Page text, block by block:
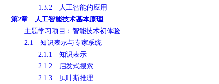
1.3.2 人工智能的应用
第2章 人工智能技术基本原理
主题学习项目：智能技术初体验
2.1 知识表示与专家系统
2.1.1 知识表示
2.1.2 启发式搜索
2.1.3 贝叶斯推理